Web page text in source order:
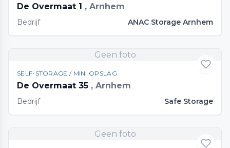
De Overmaat 1 , Arnhem
Bedrijf ANAC Storage Arnhem
Geen foto
SELF-STORAGE / MINI OPSLAG
De Overmaat 35 , Arnhem
Bedrijf Safe Storage
Geen foto